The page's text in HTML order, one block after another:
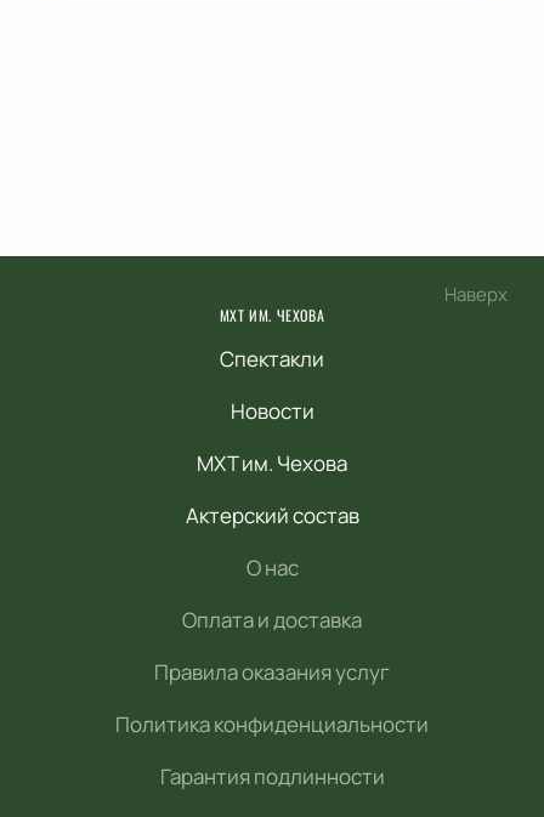
Наверх
МХТ ИМ. ЧЕХОВА
Спектакли
Новости
МХТ им. Чехова
Актерский состав
О нас
Оплата и доставка
Правила оказания услуг
Политика конфиденциальности
Гарантия подлинности